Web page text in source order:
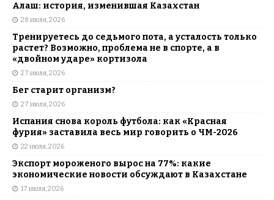
Алаш: история, изменившая Казахстан
28 июля, 2026
Тренируетесь до седьмого пота, а усталость только
растет? Возможно, проблема не в спорте, а в
«двойном ударе» кортизола
27 июля, 2026
Бег старит организм?
27 июля, 2026
Испания снова король футбола: как «Красная
фурия» заставила весь мир говорить о ЧМ-2026
22 июля, 2026
Экспорт мороженого вырос на 77%: какие
экономические новости обсуждают в Казахстане
17 июля, 2026